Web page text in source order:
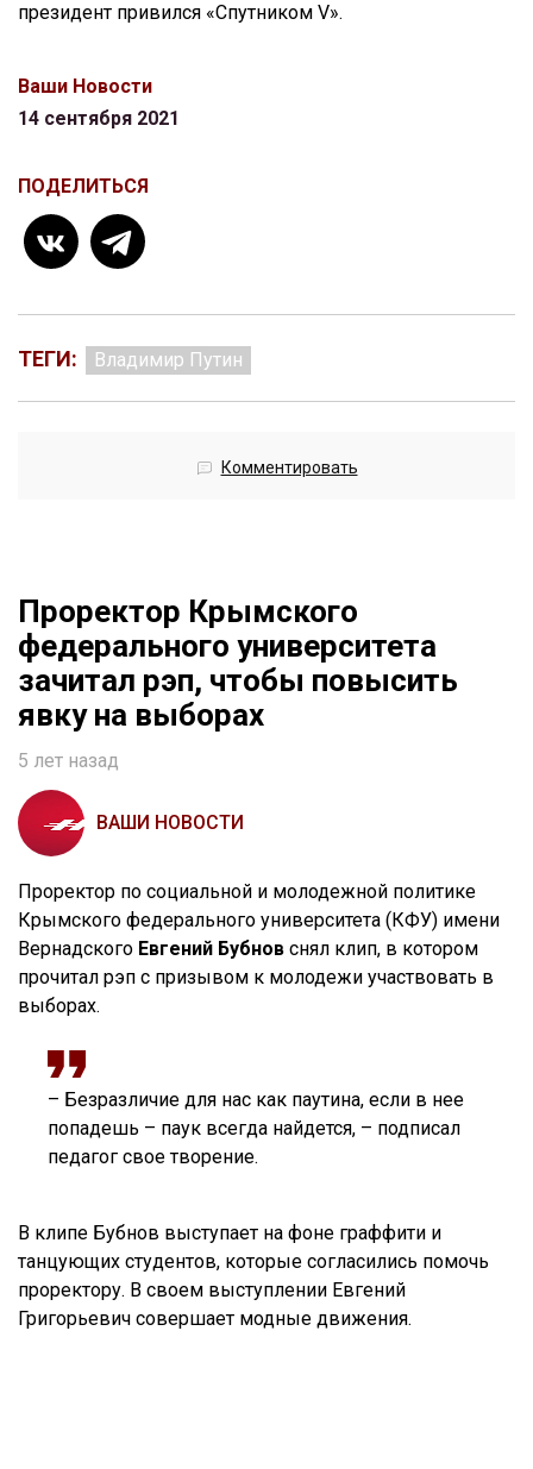
президент привился «Спутником V».
Ваши Новости
14 сентября 2021
ПОДЕЛИТЬСЯ
ТЕГИ: Владимир Путин
Комментировать
Проректор Крымского
федерального университета
зачитал рэп, чтобы повысить
явку на выборах
5 лет назад
ВАШИ НОВОСТИ
Проректор по социальной и молодежной политике
Крымского федерального университета (КФУ) имени
Вернадского Евгений Бубнов снял клип, в котором
прочитал рэп с призывом к молодежи участвовать в
выборах.
– Безразличие для нас как паутина, если в нее
попадешь – паук всегда найдется, – подписал
педагог свое творение.
В клипе Бубнов выступает на фоне граффити и
танцующих студентов, которые согласились помочь
проректору. В своем выступлении Евгений
Григорьевич совершает модные движения.